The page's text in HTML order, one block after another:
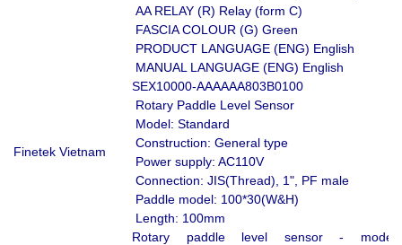
AA RELAY (R) Relay (form C)
FASCIA COLOUR (G) Green
PRODUCT LANGUAGE (ENG) English
MANUAL LANGUAGE (ENG) English
Finetek Vietnam
SEX10000-AAAAAA803B0100
Rotary Paddle Level Sensor
Model: Standard
Construction: General type
Power supply: AC110V
Connection: JIS(Thread), 1", PF male
Paddle model: 100*30(W&H)
Length: 100mm
Rotary paddle level sensor - model